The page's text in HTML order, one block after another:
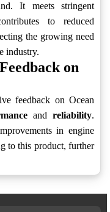
It meets stringent
to reduced
the growing need
industry.
on
feedback on Ocean
and reliability.
in engine
to this product, further